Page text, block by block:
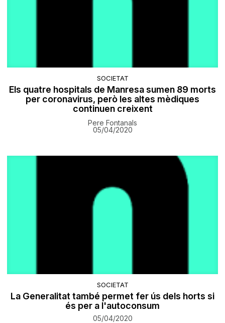
SOCIETAT
Els quatre hospitals de Manresa sumen 89 morts
per coronavirus, però les altes mèdiques
continuen creixent
Pere Fontanals
05/04/2020
SOCIETAT
La Generalitat també permet fer ús dels horts si
és per a l'autoconsum
05/04/2020